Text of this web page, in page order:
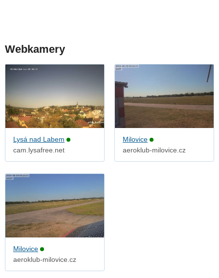
Webkamery
Lysá nad Labem
cam.lysafree.net
Milovice
aeroklub-milovice.cz
Milovice
aeroklub-milovice.cz